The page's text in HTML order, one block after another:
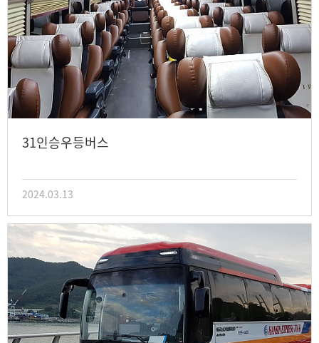
31인승우등버스
2024.03.13